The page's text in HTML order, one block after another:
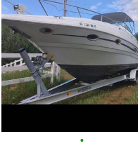
•